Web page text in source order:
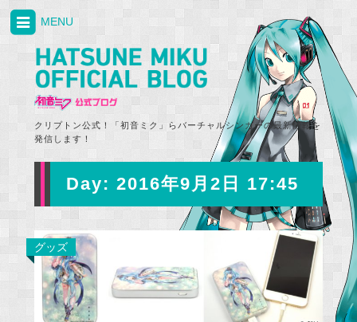
クリプトン公式！「初音ミク」らバーチャルシンガーの最新情報を
発信します！
MENU
Day: 2016年9月2日 17:45
グッズ